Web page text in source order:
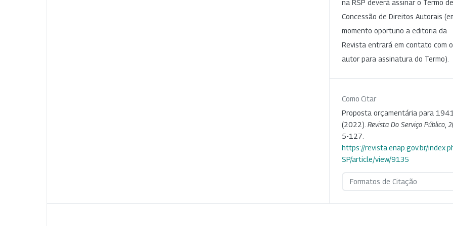
na RSP deverá assinar o Termo de
Concessão de Direitos Autorais
momento oportuno a editoria da
Revista entrará em contato com o
autor para assinatura do Termo).
Como Citar
Proposta orçamentária para 1941.
(2022). Revista Do Serviço Público 2
5-127.
https://revista.enap.gov.br/
SP/article/view/9135
Formatos de Citação